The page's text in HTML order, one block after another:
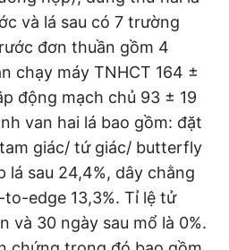
và lá sau có 7 trường
đơn thuần gồm 4
chạy máy TNHCT 164 ±
động mạch chủ 93 ± 19
van hai lá bao gồm: đặt
giác/ tứ giác/ butterfly
lá sau 24,4%, dây chằng
edge 13,3%. Tỉ lệ tử
và 30 ngày sau mổ là 0%.